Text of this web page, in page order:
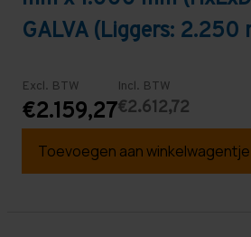
GALVA (Liggers: 2.250
Excl. BTW
€2.159,27
Incl. BTW
€2.612,72
Toevoegen aan winkelwagentje